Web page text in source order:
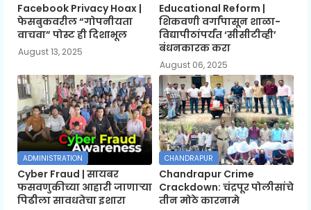
Facebook Privacy Hoax |
फेसबुकवरील “गोपनीयता
वाचवा” पोस्ट ही दिशाभूल
August 13, 2025
Educational Reform |
शिकवणी वर्गांपासून शाळा-
विद्यापीठांपर्यंत ‘सीसीटीव्ही’
बंधनकारक करा
August 06, 2025
ADMINISTRATION
Cyber Fraud | सायबर
फसवणुकीच्या आहारी जाणाऱ्या
पिढीला सावधतेचा इशारा
CHANDRAPUR
Chandrapur Crime
Crackdown: चंद्रपूर पोलीसांचे
तीन मोठे कारनामे